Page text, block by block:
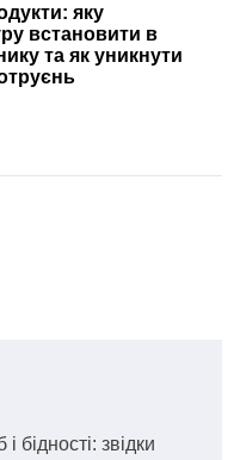
яку
встановити в
та як уникнути
бідності: звідки